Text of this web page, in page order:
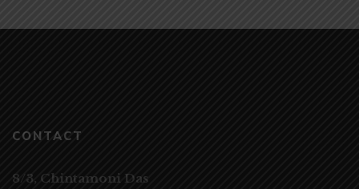
CONTACT
8/3, Chintamoni Das